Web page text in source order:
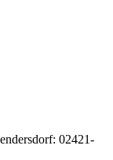
02421-